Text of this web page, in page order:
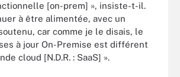
[on-prem] », insiste-t-il.
à être alimentée, avec un
car comme je le disais, le
à jour On-Premise est différent
cloud [N.D.R. : SaaS] ».